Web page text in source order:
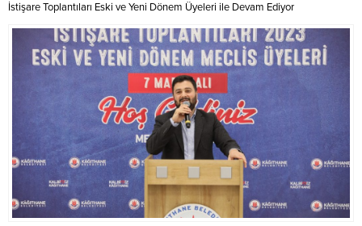
İstişare Toplantıları Eski ve Yeni Dönem Üyeleri ile Devam Ediyor